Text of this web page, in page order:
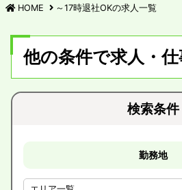
HOME ～17時退社OKの求人一覧
他の条件で求人・
検索条件
勤務地